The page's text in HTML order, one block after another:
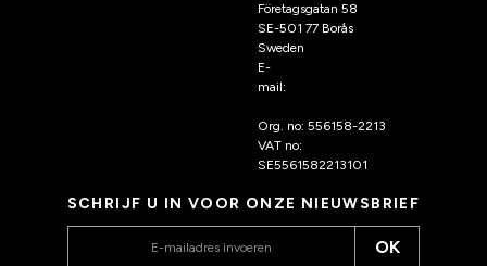
Företagsgatan 58
SE-501 77 Borås
Sweden
E-
mail:
Org. no: 556158-2213
VAT no:
SE5561582213101
SCHRIJF U IN VOOR ONZE NIEUWSBRIEF
OK